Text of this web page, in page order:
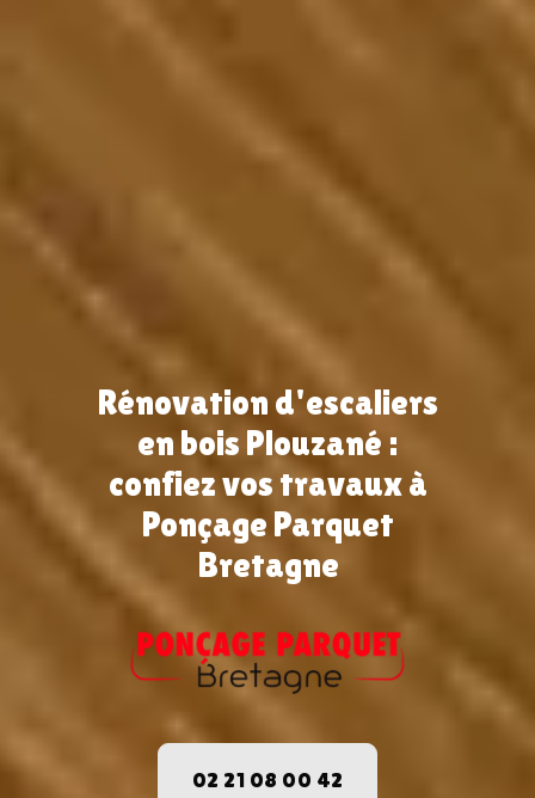
Rénovation d'escaliers
en bois Plouzané :
confiez vos travaux à
Ponçage Parquet
Bretagne
02 21 08 00 42